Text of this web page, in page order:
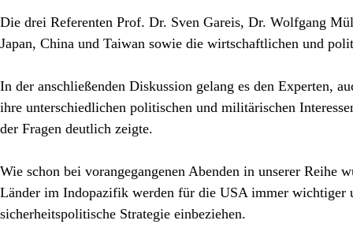
Die drei Referenten Prof. Dr. Sven Gareis, Dr. Wolfgang
Japan, China und Taiwan sowie die wirtschaftlichen und
In der anschließenden Diskussion gelang es den Experten,
ihre unterschiedlichen politischen und militärischen
der Fragen deutlich zeigte.
Wie schon bei vorangegangenen Abenden in unserer
Länder im Indopazifik werden für die USA immer wichtiger
sicherheitspolitische Strategie einbeziehen.